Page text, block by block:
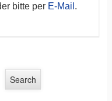
bitte per E-Mail .